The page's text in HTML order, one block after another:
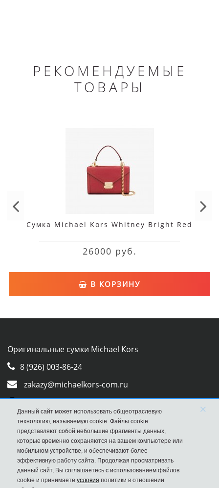
РЕКОМЕНДУЕМЫЕ
ТОВАРЫ
Сумка Michael Kors Whitney Bright Red
26000 руб.
В КОРЗИНУ
Оригинальные сумки Michael Kors
8 (926) 003-86-24
zakazy@michaelkors-com.ru
Whatsapp
Viber
Данный сайт может использовать общеотраслевую
технологию, называемую cookie. Файлы cookie
представляют собой небольшие фрагменты данных,
которые временно сохраняются на вашем компьютере или
мобильном устройстве, и обеспечивают более
эффективную работу сайта. Продолжая просматривать
данный сайт, Вы соглашаетесь с использованием файлов
cookie и принимаете условия политики в отношении
×